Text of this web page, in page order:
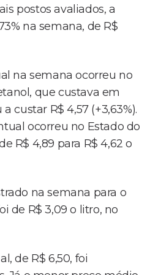
postos avaliados, a
na semana, de R$
na semana ocorreu no
que custava em
custar R$ 4,57 (+3,63%).
ocorreu no Estado do
R$ 4,89 para R$ 4,62 o
na semana para o
de R$ 3,09 o litro, no
de R$ 6,50, foi